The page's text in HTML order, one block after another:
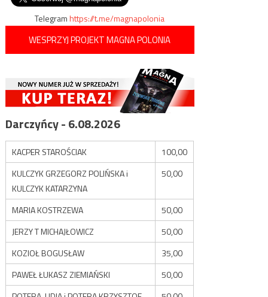
Telegramhttps://t.me/magnapolonia
WESPRZYJ PROJEKT MAGNA POLONIA
Darczyńcy - 6.08.2026
KACPER STAROŚCIAK
100,00
KULCZYK GRZEGORZ POLIŃSKA i
KULCZYK KATARZYNA
50,00
MARIA KOSTRZEWA
50,00
JERZY T MICHAJŁOWICZ
50,00
KOZIOŁ BOGUSŁAW
35,00
PAWEŁ ŁUKASZ ZIEMIAŃSKI
50,00